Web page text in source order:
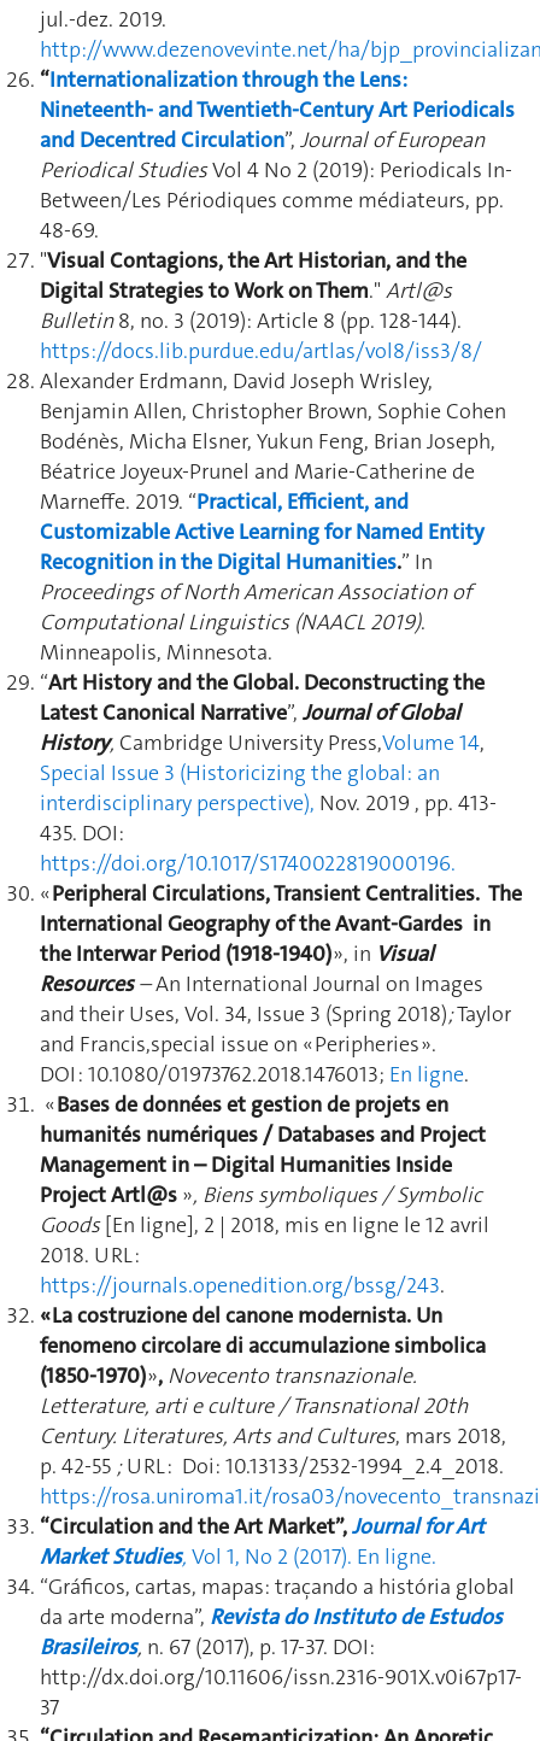
jul.-dez. 2019.
http://www.dezenovevinte.net/ha/
“Internationalization through the Lens:
Nineteenth- and Twentieth-Century Art Periodicals
and Decentred Circulation”, Journal of European
Periodical StudiesVol 4 No 2 (2019): Periodicals In-
Between/Les Périodiques comme médiateurs, pp.
48-69.
"Visual Contagions, the Art Historian, and the
Digital Strategies to Work on Them." Artl@s
Bulletin8, no. 3 (2019): Article 8 (pp. 128-144).
https://docs.lib.purdue.edu/artlas/vol8/iss3/8/
Alexander Erdmann, David Joseph Wrisley,
Benjamin Allen, Christopher Brown, Sophie Cohen
Bodénès, Micha Elsner, Yukun Feng, Brian Joseph,
Béatrice Joyeux-Prunel and Marie-Catherine de
Marneffe. 2019. “Practical, Efficient, and
Customizable Active Learning for Named Entity
Recognition in the Digital Humanities.” In
Proceedings of North American Association of
Computational Linguistics(NAACL 2019).
Minneapolis, Minnesota.
“Art History and the Global. Deconstructing the
Latest Canonical Narrative”, Journal of Global
History, Cambridge University Press,Volume 14,
Special Issue 3 (Historicizing the global: an
interdisciplinary perspective), Nov. 2019 , pp. 413-
435. DOI:
https://doi.org/10.1017/S1740022819000196.
«Peripheral Circulations, Transient Centralities. The
International Geography of the Avant-Gardes in
the Interwar Period (1918-1940)», in Visual
Resources–An International Journal on Images
and their Uses, Vol. 34, Issue 3 (Spring 2018);Taylor
and Francis,special issue on « Peripheries ».
DOI : 10.1080/01973762.2018.1476013; En ligne.
«Bases de données et gestion de projets en
humanités numériques/ Databases and Project
Management in – Digital Humanities Inside
Project Artl@s », Biens symboliques / Symbolic
Goods[En ligne], 2 | 2018, mis en ligne le 12 avril
2018. URL :
https://journals.openedition.org/bssg/243.
« Lacostruzione del canone modernista. Un
fenomeno circolare di accumulazione simbolica
(1850-1970)», Novecento transnazionale.
Letterature, arti e culture / Transnational 20th
Century. Literatures, Arts and Cultures, mars 2018,
p. 42-55 ;URL : Doi: 10.13133/2532-1994_2.4_2018.
https://rosa.uniroma1.it/rosa03/
“Circulation and the Art Market”,Journal for Art
Market Studies, Vol 1, No 2 (2017). En ligne.
“Gráficos, cartas, mapas: traçando a história global
da arte moderna”, Revista do Instituto de Estudos
Brasileiros, n. 67 (2017), p. 17-37. DOI:
http://dx.doi.org/10.11606/issn.2316-901X.v0i67p17-
37